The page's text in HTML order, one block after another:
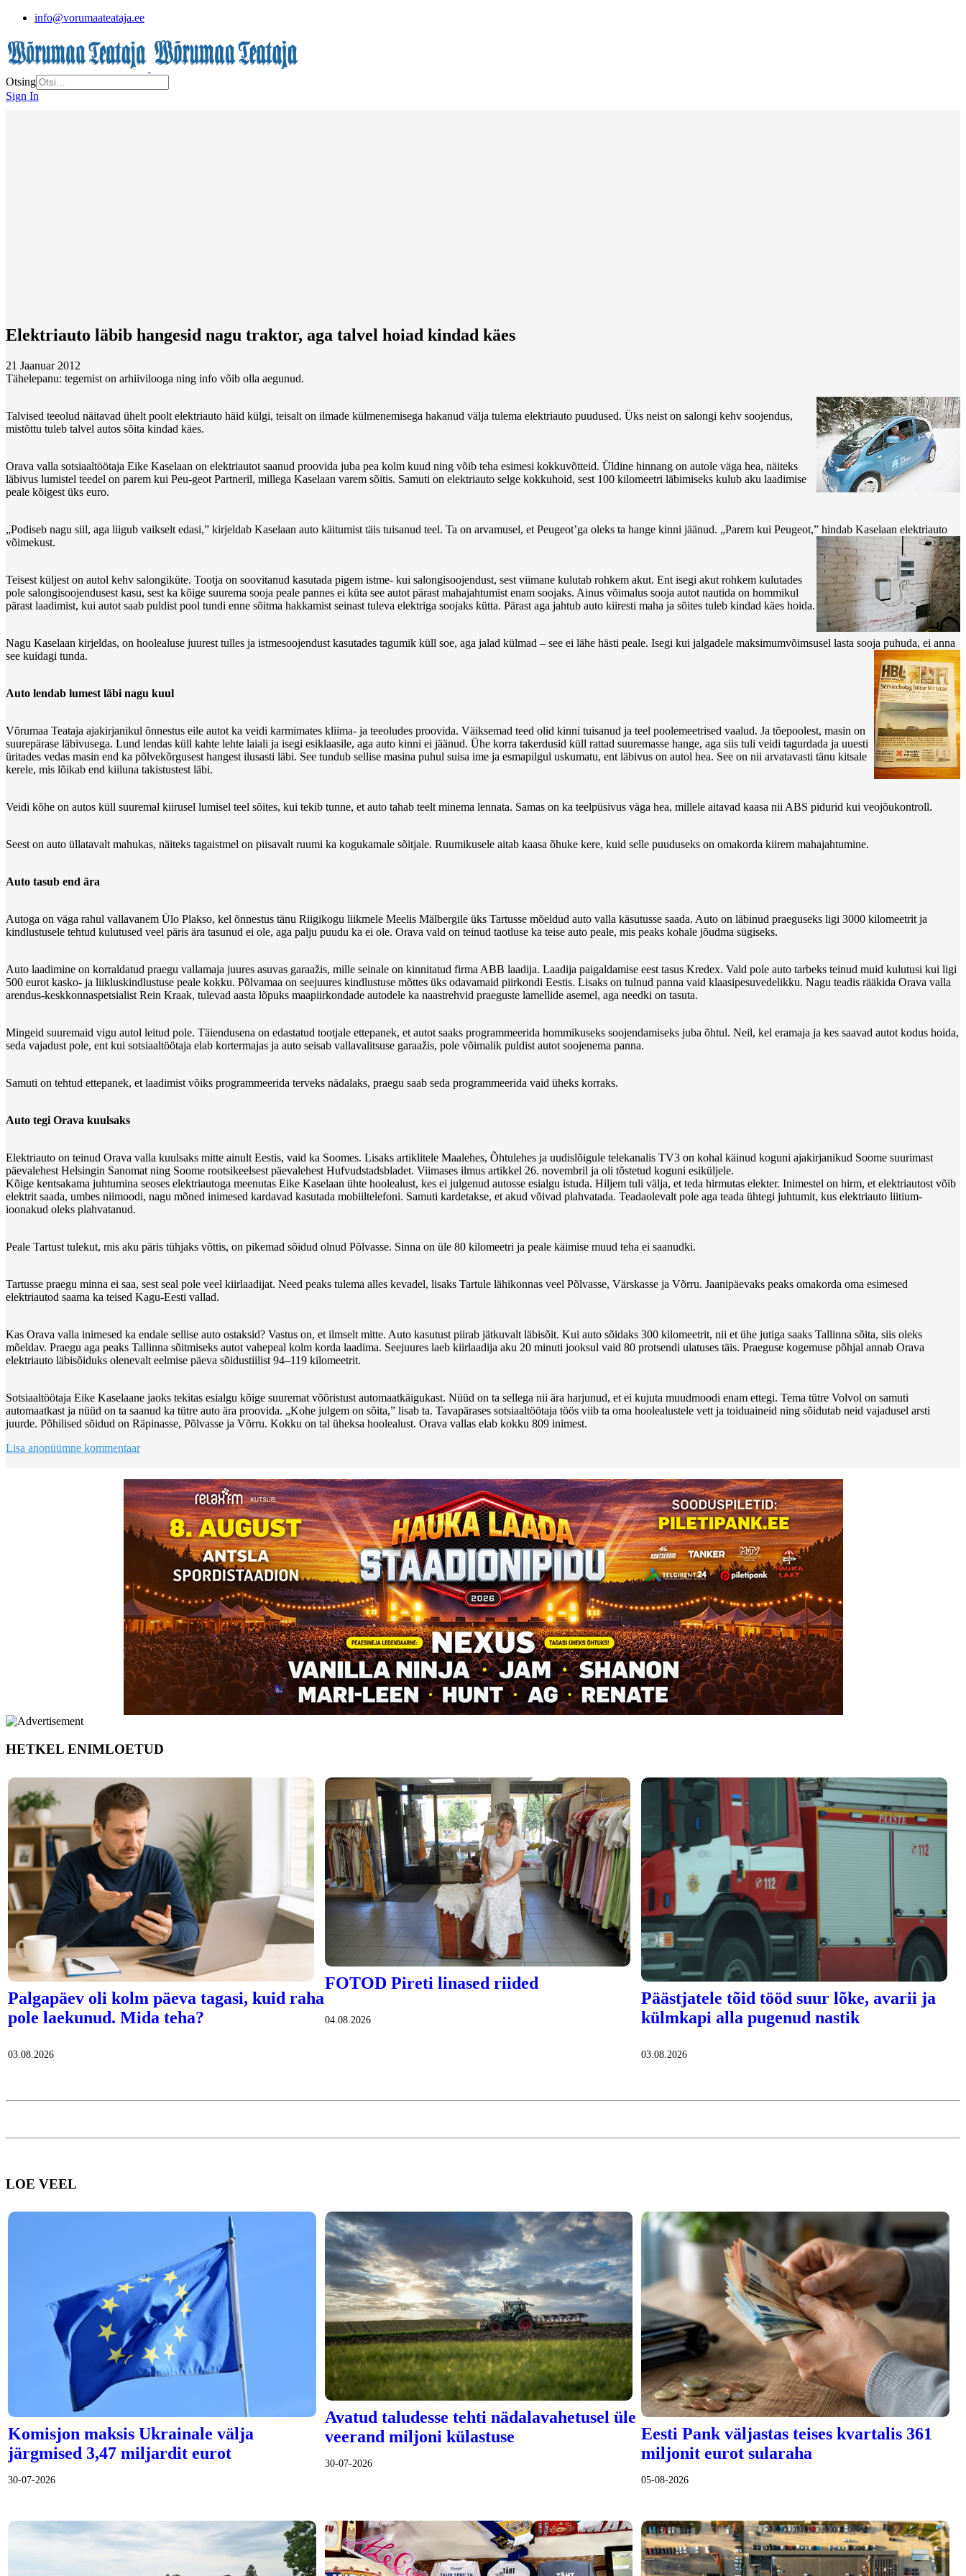
info@vorumaateataja.ee
Otsing
Sign In
Elektriauto läbib hangesid nagu traktor, aga talvel hoiad kindad käes
21 Jaanuar 2012
Tähelepanu: tegemist on arhiivilooga ning info võib olla aegunud.
Talvised teeolud näitavad ühelt poolt elektriauto häid külgi, teisalt on ilmade külmenemisega hakanud välja tulema elektriauto puudused. Üks neist on salongi kehv soojendus,
mistõttu tuleb talvel autos sõita kindad käes.
Orava valla sotsiaaltöötaja Eike Kaselaan on elektriautot saanud proovida juba pea kolm kuud ning võib teha esimesi kokkuvõtteid. Üldine hinnang on autole väga hea, näiteks
läbivus lumistel teedel on parem kui Peu-geot Partneril, millega Kaselaan varem sõitis. Samuti on elektriauto selge kokkuhoid, sest 100 kilomeetri läbimiseks kulub aku laadimise
peale kõigest üks euro.
„Podiseb nagu siil, aga liigub vaikselt edasi,” kirjeldab Kaselaan auto käitumist täis tuisanud teel. Ta on arvamusel, et Peugeot’ga oleks ta hange kinni jäänud. „Parem kui Peugeot,” hindab Kaselaan elektriauto
võimekust.
Teisest küljest on autol kehv salongiküte. Tootja on soovitanud kasutada pigem istme- kui salongisoojendust, sest viimane kulutab rohkem akut. Ent isegi akut rohkem kulutades
pole salongisoojendusest kasu, sest ka kõige suurema sooja peale pannes ei küta see autot pärast mahajahtumist enam soojaks. Ainus võimalus sooja autot nautida on hommikul
pärast laadimist, kui autot saab puldist pool tundi enne sõitma hakkamist seinast tuleva elektriga soojaks kütta. Pärast aga jahtub auto kiiresti maha ja sõites tuleb kindad käes hoida.
Nagu Kaselaan kirjeldas, on hoolealuse juurest tulles ja istmesoojendust kasutades tagumik küll soe, aga jalad külmad – see ei lähe hästi peale. Isegi kui jalgadele maksimumvõimsusel lasta sooja puhuda, ei anna
see kuidagi tunda.
Auto lendab lumest läbi nagu kuul
Võrumaa Teataja ajakirjanikul õnnestus eile autot ka veidi karmimates kliima- ja teeoludes proovida. Väiksemad teed olid kinni tuisanud ja teel poolemeetrised vaalud. Ja tõepoolest, masin on
suurepärase läbivusega. Lund lendas küll kahte lehte laiali ja isegi esiklaasile, aga auto kinni ei jäänud. Ühe korra takerdusid küll rattad suuremasse hange, aga siis tuli veidi tagurdada ja uuesti
üritades vedas masin end ka põlvekõrgusest hangest ilusasti läbi. See tundub sellise masina puhul suisa ime ja esmapilgul uskumatu, ent läbivus on autol hea. See on nii arvatavasti tänu kitsale
kerele, mis lõikab end kiiluna takistustest läbi.
Veidi kõhe on autos küll suuremal kiirusel lumisel teel sõites, kui tekib tunne, et auto tahab teelt minema lennata. Samas on ka teelpüsivus väga hea, millele aitavad kaasa nii ABS pidurid kui veojõukontroll.
Seest on auto üllatavalt mahukas, näiteks tagaistmel on piisavalt ruumi ka kogukamale sõitjale. Ruumikusele aitab kaasa õhuke kere, kuid selle puuduseks on omakorda kiirem mahajahtumine.
Auto tasub end ära
Autoga on väga rahul vallavanem Ülo Plakso, kel õnnestus tänu Riigikogu liikmele Meelis Mälbergile üks Tartusse mõeldud auto valla käsutusse saada. Auto on läbinud praeguseks ligi 3000 kilomeetrit ja
kindlustusele tehtud kulutused veel päris ära tasunud ei ole, aga palju puudu ka ei ole. Orava vald on teinud taotluse ka teise auto peale, mis peaks kohale jõudma sügiseks.
Auto laadimine on korraldatud praegu vallamaja juures asuvas garaažis, mille seinale on kinnitatud firma ABB laadija. Laadija paigaldamise eest tasus Kredex. Vald pole auto tarbeks teinud muid kulutusi kui ligi
500 eurot kasko- ja liikluskindlustuse peale kokku. Põlvamaa on seejuures kindlustuse mõttes üks odavamaid piirkondi Eestis. Lisaks on tulnud panna vaid klaasipesuvedelikku. Nagu teadis rääkida Orava valla
arendus-keskkonnaspetsialist Rein Kraak, tulevad aasta lõpuks maapiirkondade autodele ka naastrehvid praeguste lamellide asemel, aga needki on tasuta.
Mingeid suuremaid vigu autol leitud pole. Täiendusena on edastatud tootjale ettepanek, et autot saaks programmeerida hommikuseks soojendamiseks juba õhtul. Neil, kel eramaja ja kes saavad autot kodus hoida,
seda vajadust pole, ent kui sotsiaaltöötaja elab kortermajas ja auto seisab vallavalitsuse garaažis, pole võimalik puldist autot soojenema panna.
Samuti on tehtud ettepanek, et laadimist võiks programmeerida terveks nädalaks, praegu saab seda programmeerida vaid üheks korraks.
Auto tegi Orava kuulsaks
Elektriauto on teinud Orava valla kuulsaks mitte ainult Eestis, vaid ka Soomes. Lisaks artiklitele Maalehes, Õhtulehes ja uudislõigule telekanalis TV3 on kohal käinud koguni ajakirjanikud Soome suurimast
päevalehest Helsingin Sanomat ning Soome rootsikeelsest päevalehest Hufvudstadsbladet. Viimases ilmus artikkel 26. novembril ja oli tõstetud koguni esiküljele.
Kõige kentsakama juhtumina seoses elektriautoga meenutas Eike Kaselaan ühte hoolealust, kes ei julgenud autosse esialgu istuda. Hiljem tuli välja, et teda hirmutas elekter. Inimestel on hirm, et elektriautost võib
elektrit saada, umbes niimoodi, nagu mõned inimesed kardavad kasutada mobiiltelefoni. Samuti kardetakse, et akud võivad plahvatada. Teadaolevalt pole aga teada ühtegi juhtumit, kus elektriauto liitium-
ioonakud oleks plahvatanud.
Peale Tartust tulekut, mis aku päris tühjaks võttis, on pikemad sõidud olnud Põlvasse. Sinna on üle 80 kilomeetri ja peale käimise muud teha ei saanudki.
Tartusse praegu minna ei saa, sest seal pole veel kiirlaadijat. Need peaks tulema alles kevadel, lisaks Tartule lähikonnas veel Põlvasse, Värskasse ja Võrru. Jaanipäevaks peaks omakorda oma esimesed
elektriautod saama ka teised Kagu-Eesti vallad.
Kas Orava valla inimesed ka endale sellise auto ostaksid? Vastus on, et ilmselt mitte. Auto kasutust piirab jätkuvalt läbisõit. Kui auto sõidaks 300 kilomeetrit, nii et ühe jutiga saaks Tallinna sõita, siis oleks
mõeldav. Praegu aga peaks Tallinna sõitmiseks autot vahepeal kolm korda laadima. Seejuures laeb kiirlaadija aku 20 minuti jooksul vaid 80 protsendi ulatuses täis. Praeguse kogemuse põhjal annab Orava
elektriauto läbisõiduks olenevalt eelmise päeva sõidustiilist 94–119 kilomeetrit.
Sotsiaaltöötaja Eike Kaselaane jaoks tekitas esialgu kõige suuremat võõristust automaatkäigukast. Nüüd on ta sellega nii ära harjunud, et ei kujuta muudmoodi enam ettegi. Tema tütre Volvol on samuti
automaatkast ja nüüd on ta saanud ka tütre auto ära proovida. „Kohe julgem on sõita,” lisab ta. Tavapärases sotsiaaltöötaja töös viib ta oma hoolealustele vett ja toiduaineid ning sõidutab neid vajadusel arsti
juurde. Põhilised sõidud on Räpinasse, Põlvasse ja Võrru. Kokku on tal üheksa hoolealust. Orava vallas elab kokku 809 inimest.
Lisa anonüümne kommentaar
HETKEL ENIMLOETUD
Palgapäev oli kolm päeva tagasi, kuid raha
pole laekunud. Mida teha?
03.08.2026
FOTOD Pireti linased riided
04.08.2026
Päästjatele tõid tööd suur lõke, avarii ja
külmkapi alla pugenud nastik
03.08.2026
LOE VEEL
Komisjon maksis Ukrainale välja
järgmised 3,47 miljardit eurot
30-07-2026
Avatud taludesse tehti nädalavahetusel üle
veerand miljoni külastuse
30-07-2026
Eesti Pank väljastas teises kvartalis 361
miljonit eurot sularaha
05-08-2026